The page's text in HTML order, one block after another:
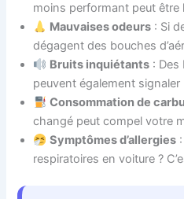
moins performant peut être
Mauvaises odeurs : Si
dégagent des bouches
Bruits inquiétants : Des
peuvent également
Consommation de
changé peut compel votre
Symptômes d’allergies
respiratoires en voiture ?